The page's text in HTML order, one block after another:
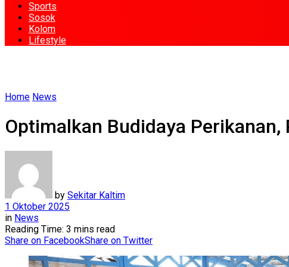
Sports
Sosok
Kolom
Lifestyle
Home News
Optimalkan Budidaya
by Sekitar Kaltim
1 Oktober 2025
in News
Reading Time: 3 mins read
Share on FacebookShare on Twitter